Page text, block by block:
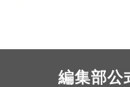
編集部公